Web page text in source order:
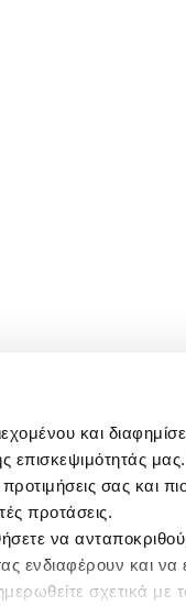
και
σας και
προτάσεις.
να
ενδιαφέρουν και να
σχετικά